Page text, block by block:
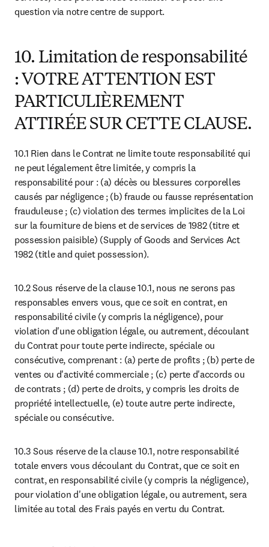
question via notre centre de support.
10. Limitation de responsabilité
: VOTRE ATTENTION EST
PARTICULIÈREMENT
ATTIRÉE SUR CETTE CLAUSE.
10.1 Rien dans le Contrat ne limite toute responsabilité qui
ne peut légalement être limitée, y compris la
responsabilité pour : (a) décès ou blessures corporelles
causés par négligence ; (b) fraude ou fausse représentation
frauduleuse ; (c) violation des termes implicites de la Loi
sur la fourniture de biens et de services de 1982 (titre et
possession paisible) (Supply of Goods and Services Act
1982 (title and quiet possession).
10.2 Sous réserve de la clause 10.1, nous ne serons pas
responsables envers vous, que ce soit en contrat, en
responsabilité civile (y compris la négligence), pour
violation d'une obligation légale, ou autrement, découlant
du Contrat pour toute perte indirecte, spéciale ou
consécutive, comprenant : (a) perte de profits ; (b) perte de
ventes ou d'activité commerciale ; (c) perte d'accords ou
de contrats ; (d) perte de droits, y compris les droits de
propriété intellectuelle, (e) toute autre perte indirecte,
spéciale ou consécutive.
10.3 Sous réserve de la clause 10.1, notre responsabilité
totale envers vous découlant du Contrat, que ce soit en
contrat, en responsabilité civile (y compris la négligence),
pour violation d'une obligation légale, ou autrement, sera
limitée au total des Frais payés en vertu du Contrat.